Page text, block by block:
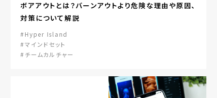
ボアアウトとは？バーンアウトより危険な理由や原因、
対策について解説
#Hyper Island
#マインドセット
#チームカルチャー